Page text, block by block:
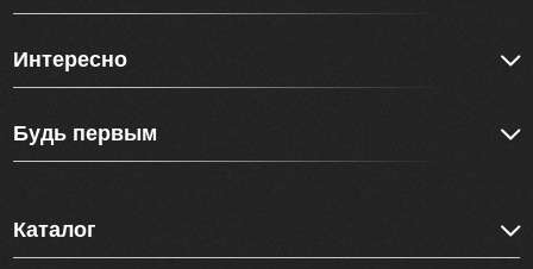
Интересно
Будь первым
Каталог